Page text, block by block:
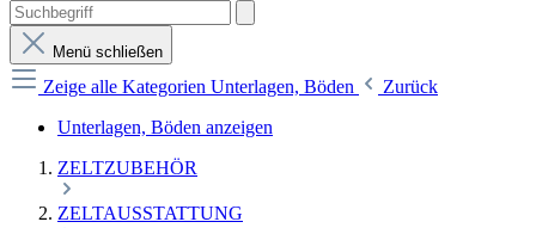
Menü schließen
Zeige alle Kategorien Unterlagen, Böden
Zurück
Unterlagen, Böden anzeigen
ZELTZUBEHÖR
ZELTAUSSTATTUNG